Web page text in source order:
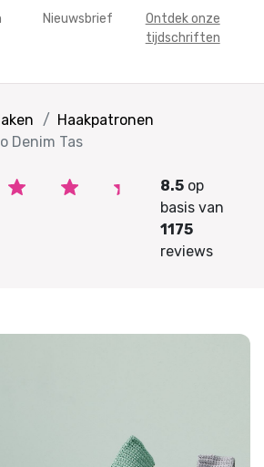
Nieuwsbrief
Ontdek onze
tijdschriften
Haakpatronen
Denim Tas
8.5op
basis van
1175
reviews